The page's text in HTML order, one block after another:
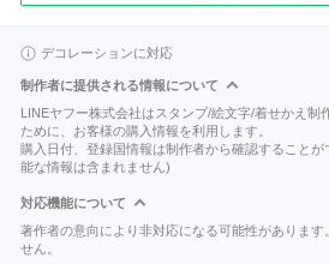
デコレーションに対応
制作者に提供される情報について
LINEヤフー株式会社はスタンプ/絵文字/着せかえ制
ために、お客様の購入情報を利用します。
購入日付、登録国情報は制作者から確認すること
能な情報は含まれません)
対応機能について
著作者の意向により非対応になる可能性があります
せん。